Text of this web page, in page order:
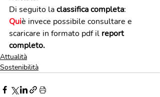
Di seguito la classifica completa:
Quiè invece possibile consultare e
scaricare in formato pdf il report
completo.
Attualità
Sostenibilità